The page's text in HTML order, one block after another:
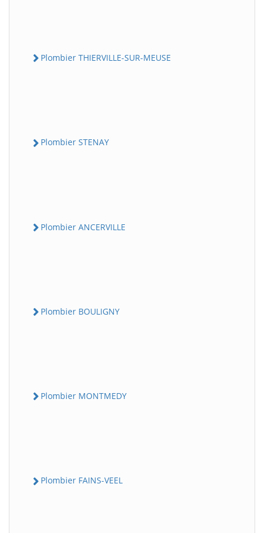
Plombier THIERVILLE-SUR-MEUSE
Plombier STENAY
Plombier ANCERVILLE
Plombier BOULIGNY
Plombier MONTMEDY
Plombier FAINS-VEEL